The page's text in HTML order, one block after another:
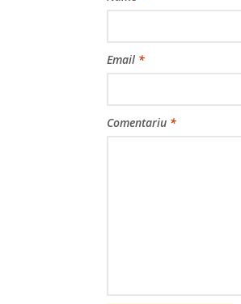
Email *
Comentariu *